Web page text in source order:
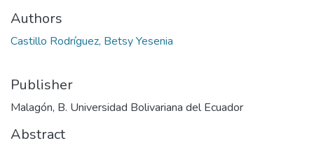
Authors
Castillo Rodríguez, Betsy Yesenia
Publisher
Malagón, B. Universidad Bolivariana del Ecuador
Abstract